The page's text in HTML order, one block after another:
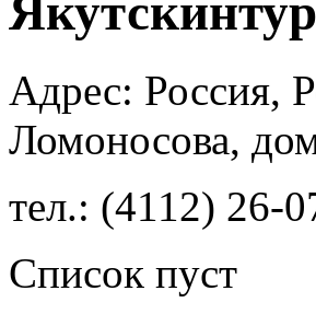
Якутскинтур
Адрес: Россия,
Ломоносова,
тел.: (4112) 26-
Список пуст